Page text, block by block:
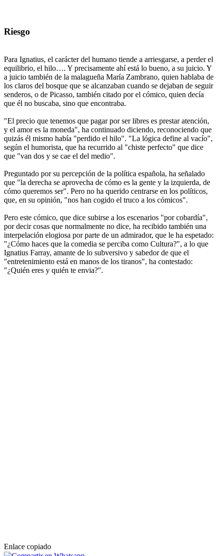
Riesgo
Para Ignatius, el carácter del humano tiende a arriesgarse, a perder el
equilibrio, el hilo…. Y precisamente ahí está lo bueno, a su juicio. Y
a juicio también de la malagueña María Zambrano, quien hablaba de
los claros del bosque que se alcanzaban cuando se dejaban de seguir
senderos, o de Picasso, también citado por el cómico, quien decía
que él no buscaba, sino que encontraba.
"El precio que tenemos que pagar por ser libres es prestar atención,
y el amor es la moneda", ha continuado diciendo, reconociendo que
quizás él mismo había "perdido el hilo". "La lógica define al vacío",
según el humorista, que ha recurrido al "chiste perfecto" que dice
que "van dos y se cae el del medio".
Preguntado por su percepción de la política española, ha señalado
que "la derecha se aprovecha de cómo es la gente y la izquierda, de
cómo queremos ser". Pero no ha querido centrarse en los políticos,
que, en su opinión, "nos han cogido el truco a los cómicos".
Pero este cómico, que dice subirse a los escenarios "por cobardía",
por decir cosas que normalmente no dice, ha recibido también una
interpelación elogiosa por parte de un admirador, que le ha espetado:
"¿Cómo haces que la comedia se perciba como Cultura?", a lo que
Ignatius Farray, amante de lo subversivo y sabedor de que el
"entretenimiento está en manos de los tiranos", ha contestado:
"¿Quién eres y quién te envia?".
Enlace copiado